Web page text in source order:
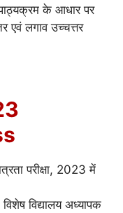
के आधार पर
एवं लगाव उच्चत्तर
परीक्षा, 2023 में
विद्यालय अध्यापक